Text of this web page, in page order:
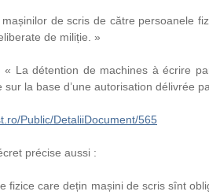
de scris de către persoanele
de miliție. »
« La détention de machines à écrire
sur la base d’une autorisation délivrée
Public/DetaliiDocument/565
précise aussi :
fizice care dețin mașini de scris sînt